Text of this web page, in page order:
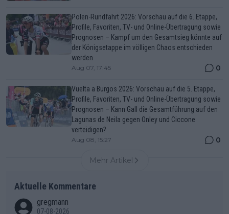
Polen-Rundfahrt 2026: Vorschau auf die 6. Etappe,
Profile, Favoriten, TV- und Online-Übertragung sowie
Prognosen – Kampf um den Gesamtsieg könnte auf
der Königsetappe im völligen Chaos entschieden
werden
Aug 07, 17:45 0
Vuelta a Burgos 2026: Vorschau auf die 5. Etappe,
Profile, Favoriten, TV- und Online-Übertragung sowie
Prognosen – Kann Gall die Gesamtführung auf den
Lagunas de Neila gegen Onley und Ciccone
verteidigen?
Aug 08, 15:27 0
Mehr Artikel
Aktuelle Kommentare
gregmann
07-08-2026